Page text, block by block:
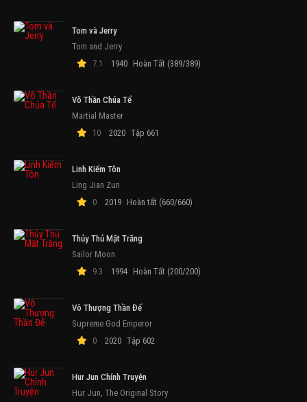
Tom và Jerry
Tom and Jerry
7.1
1940 Hoàn Tất (389/389)
Võ Thần Chúa Tể
Martial Master
10
2020 Tập 661
Linh Kiếm Tôn
Ling Jian Zun
0
2019 Hoàn tất (660/660)
Thủy Thủ Mặt Trăng
Sailor Moon
9.3
1994 Hoàn Tất (200/200)
Vô Thượng Thần Đế
Supreme God Emperor
0
2020 Tập 602
Hur Jun Chính Truyện
Hur Jun, The Original Story